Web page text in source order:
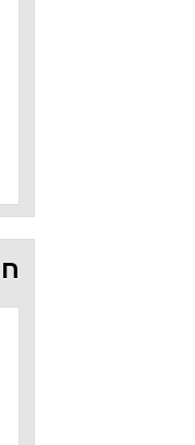
חלום